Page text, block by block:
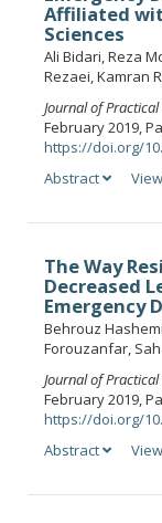
Affiliated
Sciences
Ali Bidari, Reza
Rezaei, Kamran
Journal of
February 2019,
https://doi.org/
Abstract
The Way
Decreased
Emergency
Behrouz
Forouzanfar,
Journal of
February 2019,
https://doi.org/
Abstract